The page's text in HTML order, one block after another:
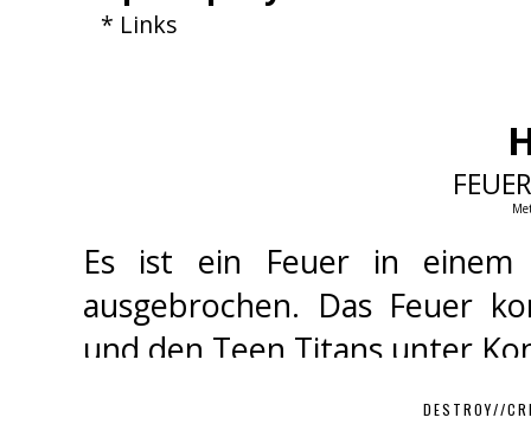
* Links
Es ist ein Feuer in einem
ausgebrochen. Das Feuer
und den Teen Titans unter
DESTROY//